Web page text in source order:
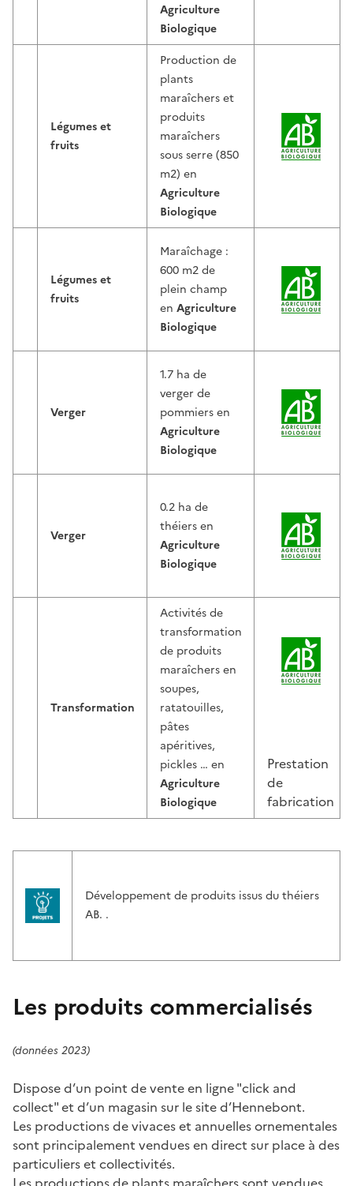
Agriculture
Biologique
Légumes et
fruits
Production de
plants
maraîchers et
produits
maraîchers
sous serre (850
m2) en
Agriculture
Biologique
Légumes et
fruits
Maraîchage :
600 m2 de
plein champ
en Agriculture
Biologique
Verger
1.7 ha de
verger de
pommiers en
Agriculture
Biologique
Verger
0.2 ha de
théiers en
Agriculture
Biologique
Transformation
Activités de
transformation
de produits
maraîchers en
soupes,
ratatouilles,
pâtes
apéritives,
pickles … en
Agriculture
Biologique
Prestation
de
fabrication
Développement de produits issus du théiers
AB. .
Les produits commercialisés
(données 2023)
Dispose d’un point de vente en ligne "click and
collect" et d’un magasin sur le site d’Hennebont.
Les productions de vivaces et annuelles ornementales
sont principalement vendues en direct sur place à des
particuliers et collectivités.